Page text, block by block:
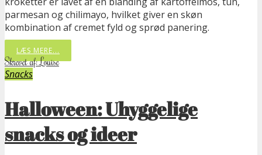
parmesan og chilimayo, hvilket giver en skøn
kombination af cremet fyld og sprød panering.
LÆS MERE...
Skrevet af: Louise
Snacks
Halloween: Uhyggelige
snacks og ideer